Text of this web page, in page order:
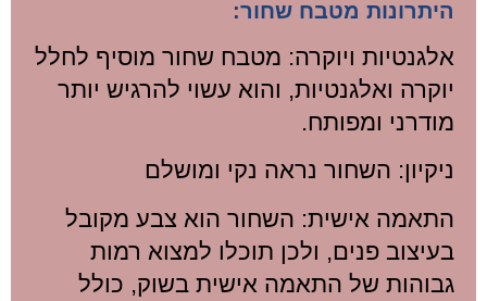
היתרונות מטבח שחור:
אלגנטיות ויוקרה: מטבח שחור מוסיף לחלל
יוקרה ואלגנטיות, והוא עשוי להרגיש יותר
מודרני ומפותח.
ניקיון: השחור נראה נקי ומושלם
התאמה אישית: השחור הוא צבע מקובל
בעיצוב פנים, ולכן תוכלו למצוא רמות
גבוהות של התאמה אישית בשוק, כולל